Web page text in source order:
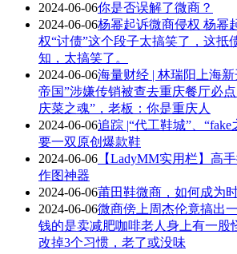
2024-06-06你是否误解了微商？
2024-06-06杨幂起诉微商侵权 杨幂
权“讨债”这个段子太搞笑了，这抵
知，太搞笑了。
2024-06-06海量财经 | 林瑞阳上海
帝国”涉嫌传销被查去重庆餐厅必
庆菜之魂”，老板：你是重庆人
2024-06-06追踪 |“代工鞋城”、
要一双原创爆款鞋
2024-06-06 【LadyMM实用栏】高
作图神器
2024-06-06莆田鞋微商，如何成为
2024-06-06微商傍上周杰伦竟搞出
钱的是卖减肥咖啡老人身上有一股
改掉3个习惯，老了或没味